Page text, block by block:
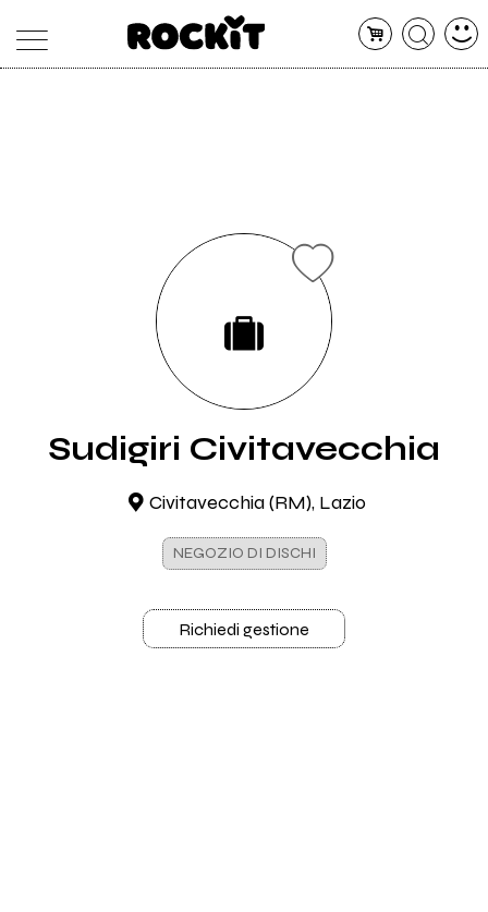
Sudigiri Civitavecchia
Civitavecchia (RM), Lazio
NEGOZIO DI DISCHI
Richiedi gestione